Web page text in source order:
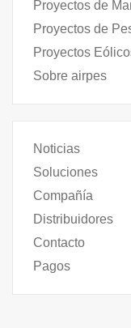
Proyectos de
Proyectos de
Proyectos
Sobre airpes
Noticias
Soluciones
Compañía
Distribuidores
Contacto
Pagos